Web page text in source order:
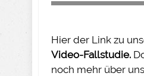
Hier der Link zu
Video-Fallstudie.
noch mehr über